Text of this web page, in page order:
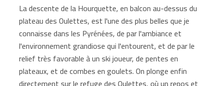
La descente de la Hourquette, en balcon au-dessus du
plateau des Oulettes, est l'une des plus belles que je
connaisse dans les Pyrénées, de par l'ambiance et
l'environnement grandiose qui l'entourent, et de par le
relief très favorable à un ski joueur, de pentes en
plateaux, et de combes en goulets. On plonge enfin